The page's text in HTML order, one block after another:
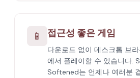
📱 접근성 좋은 게임
다운로드 없이 데스크톱 브
에서 플레이할 수 있습니다.
Softened는 언제나 여러분